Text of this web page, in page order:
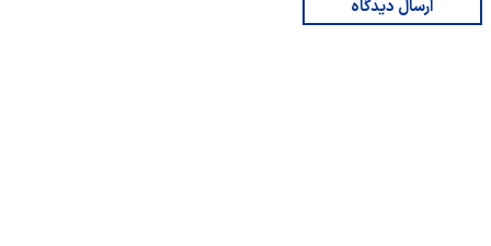
ارسال دیدگاه